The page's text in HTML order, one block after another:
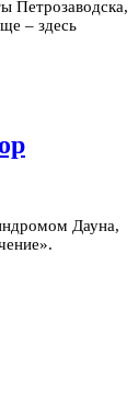
Петрозаводска,
– здесь
Дауна,